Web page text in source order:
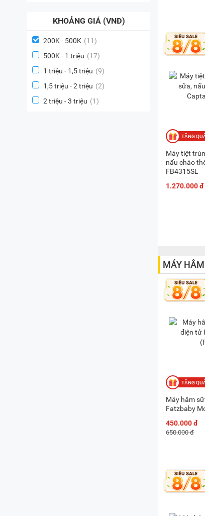
KHOẢNG GIÁ (VNĐ)
200K - 500K (11)
500K - 1 triệu (17)
1 triệu - 1,5 triệu (9)
1,5 triệu - 2 triệu (2)
2 triệu - 3 triệu (1)
Máy tiệt
nấu cháo
FB4315SL
1.270.000 đ
MÁY
Máy hâm
Fatzbaby
450.000 đ
650.000 đ